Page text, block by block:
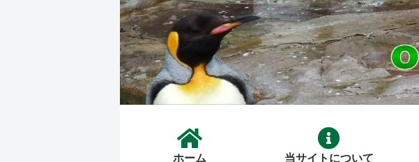
ホーム 当サイトについて